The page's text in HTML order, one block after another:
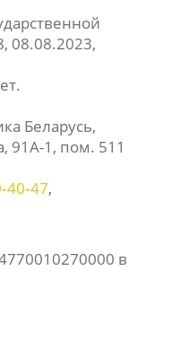
08.08.2023,
Беларусь,
91А-1, пом. 511
,
в